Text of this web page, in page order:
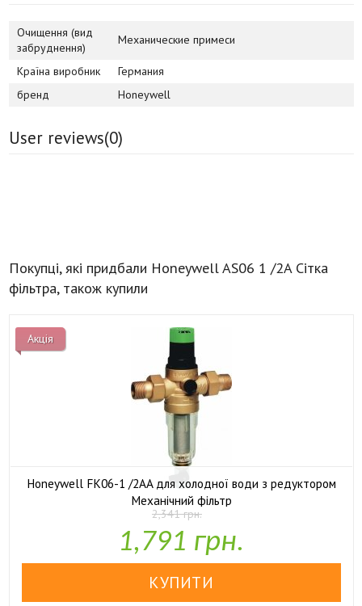
Очищення (вид
забруднення)
Механические примеси
Країна виробник
Германия
бренд
Honeywell
User reviews(0)
Покупці, які придбали Honeywell AS06 1 /2A Сітка
фільтра, також купили
Акція
Honeywell FK06-1 /2AA для холодної води з редуктором
Механічний фільтр
У наявності
2,341 грн.
1,791 грн.